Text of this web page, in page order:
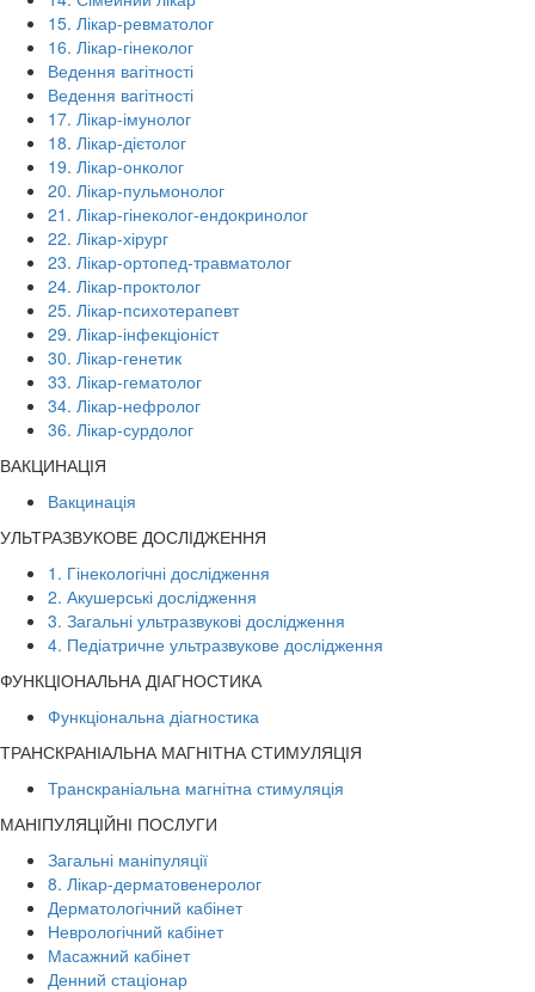
15. Лікар-ревматолог
16. Лікар-гінеколог
Ведення вагітності
Ведення вагітності
17. Лікар-імунолог
18. Лікар-дієтолог
19. Лікар-онколог
20. Лікар-пульмонолог
21. Лікар-гінеколог-ендокринолог
22. Лікар-хірург
23. Лікар-ортопед-травматолог
24. Лікар-проктолог
25. Лікар-психотерапевт
29. Лікар-інфекціоніст
30. Лікар-генетик
33. Лікар-гематолог
34. Лікар-нефролог
36. Лікар-сурдолог
ВАКЦИНАЦІЯ
Вакцинація
УЛЬТРАЗВУКОВЕ ДОСЛІДЖЕННЯ
1. Гінекологічні дослідження
2. Акушерські дослідження
3. Загальні ультразвукові дослідження
4. Педіатричне ультразвукове дослідження
ФУНКЦІОНАЛЬНА ДІАГНОСТИКА
Функціональна діагностика
ТРАНСКРАНІАЛЬНА МАГНІТНА СТИМУЛЯЦІЯ
Транскраніальна магнітна стимуляція
МАНІПУЛЯЦІЙНІ ПОСЛУГИ
Загальні маніпуляції
8. Лікар-дерматовенеролог
Дерматологічний кабінет
Неврологічний кабінет
Масажний кабінет
Денний стаціонар